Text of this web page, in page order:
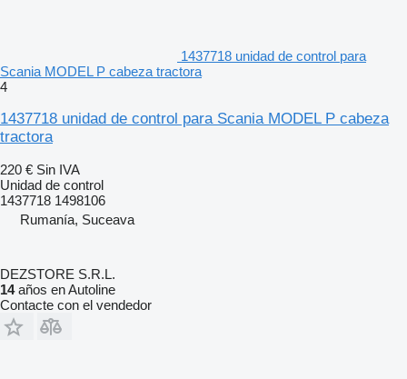
1437718 unidad de control para
Scania MODEL P cabeza tractora
4
1437718 unidad de control para Scania MODEL P cabeza
tractora
220 € Sin IVA
Unidad de control
1437718 1498106
Rumanía, Suceava
DEZSTORE S.R.L.
14años en Autoline
Contacte con el vendedor